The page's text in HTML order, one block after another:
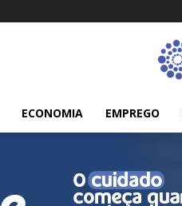
ECONOMIA EMPREGO